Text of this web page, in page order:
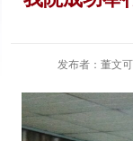
发布者：董文可